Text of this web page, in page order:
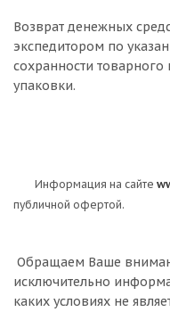
Возврат денежных
экспедитором по
сохранности
упаковки.
Информация на сайте
публичной офертой.
Обращаем Ваше
исключительно
каких условиях не